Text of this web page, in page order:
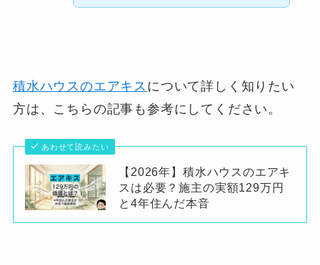
積水ハウスのエアキス について詳しく知りたい
方は、こちらの記事も参考にしてください。
あわせて読みたい
【2026年】積水ハウスのエアキ
スは必要？施主の実額129万円
と4年住んだ本音